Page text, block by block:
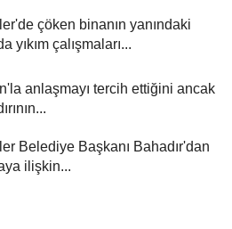
çöken binanın yanındaki
yıkım çalışmaları...
anlaşmayı tercih ettiğini ancak
Belediye Başkanı Bahadır'dan
ilişkin...